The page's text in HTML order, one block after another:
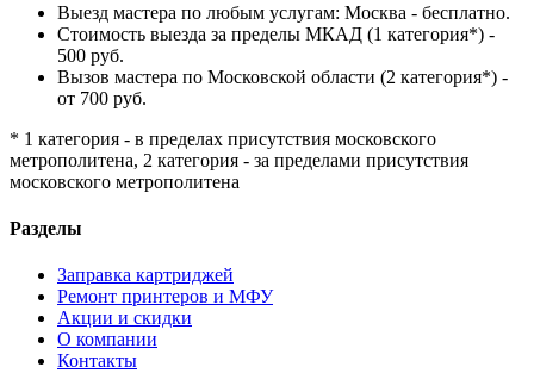
Выезд мастера по любым услугам: Москва - бесплатно.
Стоимость выезда за пределы МКАД (1 категория*) -
500 руб.
Вызов мастера по Московской области (2 категория*) -
от 700 руб.
* 1 категория - в пределах присутствия московского
метрополитена, 2 категория - за пределами присутствия
московского метрополитена
Разделы
Заправка картриджей
Ремонт принтеров и МФУ
Акции и скидки
О компании
Контакты